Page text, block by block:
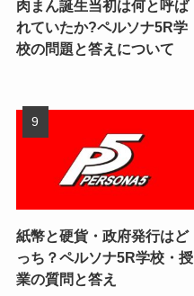
肉まん誕生当初は何と呼ば
れていたか?ペルソナ5R学
校の問題と答えについて
紙幣と硬貨・政府発行はど
っち？ペルソナ5R学校・授
業の質問と答え